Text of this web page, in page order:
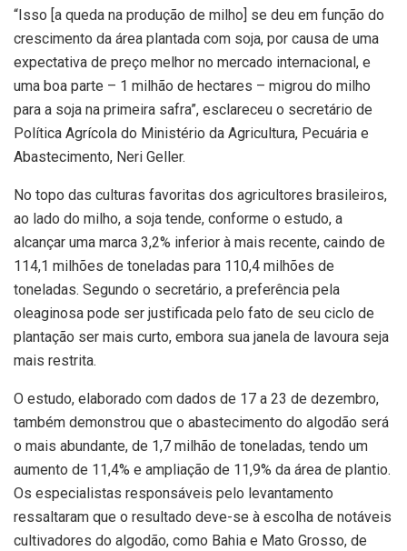
“Isso [a queda na produção de milho] se deu em função do
crescimento da área plantada com soja, por causa de uma
expectativa de preço melhor no mercado internacional, e
uma boa parte – 1 milhão de hectares – migrou do milho
para a soja na primeira safra”, esclareceu o secretário de
Política Agrícola do Ministério da Agricultura, Pecuária e
Abastecimento, Neri Geller.
No topo das culturas favoritas dos agricultores brasileiros,
ao lado do milho, a soja tende, conforme o estudo, a
alcançar uma marca 3,2% inferior à mais recente, caindo de
114,1 milhões de toneladas para 110,4 milhões de
toneladas. Segundo o secretário, a preferência pela
oleaginosa pode ser justificada pelo fato de seu ciclo de
plantação ser mais curto, embora sua janela de lavoura seja
mais restrita.
O estudo, elaborado com dados de 17 a 23 de dezembro,
também demonstrou que o abastecimento do algodão será
o mais abundante, de 1,7 milhão de toneladas, tendo um
aumento de 11,4% e ampliação de 11,9% da área de plantio.
Os especialistas responsáveis pelo levantamento
ressaltaram que o resultado deve-se à escolha de notáveis
cultivadores do algodão, como Bahia e Mato Grosso, de